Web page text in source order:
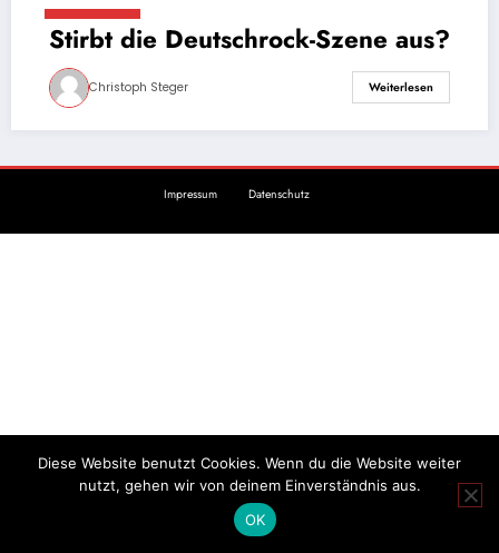
14. Mai 2018
Stirbt die Deutschrock-Szene aus?
Christoph Steger Weiterlesen
Impressum Datenschutz
Diese Website benutzt Cookies. Wenn du die Website weiter
nutzt, gehen wir von deinem Einverständnis aus.
OK